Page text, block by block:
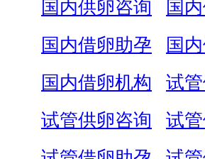
国内供卵咨询
国
国内借卵助孕
国
国内借卵机构
试
试管供卵咨询
试